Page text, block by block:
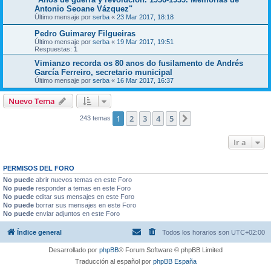
Antonio Seoane Vázquez"
Último mensaje por serba « 23 Mar 2017, 18:18
Pedro Guimarey Filgueiras
Último mensaje por serba « 19 Mar 2017, 19:51
Respuestas: 1
Vimianzo recorda os 80 anos do fusilamento de Andrés
García Ferreiro, secretario municipal
Último mensaje por serba « 16 Mar 2017, 16:37
Nuevo Tema
243 temas 1 2 3 4 5
Ir a
PERMISOS DEL FORO
No puede abrir nuevos temas en este Foro
No puede responder a temas en este Foro
No puede editar sus mensajes en este Foro
No puede borrar sus mensajes en este Foro
No puede enviar adjuntos en este Foro
Índice general Todos los horarios son UTC+02:00
Desarrollado por phpBB® Forum Software © phpBB Limited
Traducción al español por phpBB España